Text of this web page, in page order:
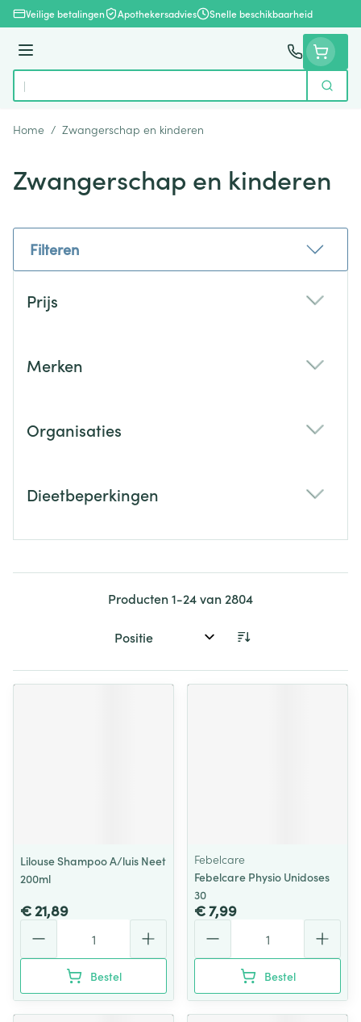
Ga naar de inhoud
Veilige betalingen Apothekersadvies Snelle beschikbaarheid
Menu
Product, merk, categorie...
Zoek
Home / Zwangerschap en kinderen
Zwangerschap en kinderen
Filteren
Prijs
Merken
Organisaties
Dieetbeperkingen
Producten1-24van 2804
Sorteer op:
Lilouse Shampoo A/luis Neet
200ml
€ 21,89
Bestel
Febelcare
Febelcare Physio Unidoses
30
€ 7,99
Bestel